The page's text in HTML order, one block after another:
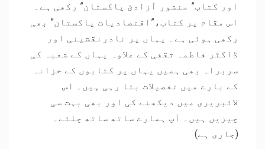
اور کتاب” منشور آزادئ پاکستان” رکھی ہے۔
اس مقام پر کتاب،”اقتصادیات پاکستان” بھی
رکھی ہوئی ہے۔ یہاں پر نادرنقشینی اور
ڈاکٹر فاطمہ ثقفی کے علاوہ یہاں کے شعبہ کی
سربراہ بھی ہمیں یہاں پر کتابوں کے خزانہ
کے بارے میں تفصیلات بتا رہی ہیں۔ اس
لائبریری میں دیکھنے کی اور بھی بہت سی
چیزیں ہیں۔ آپ ہمارے ساتھ ساتھ چلئے۔
(جاری ہے)